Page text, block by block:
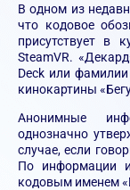
В одном из
что кодовое
присутствует в
SteamVR.
Deck или фамилии
кинокартины
Анонимные
однозначно
случае, если
По информации
кодовым именем